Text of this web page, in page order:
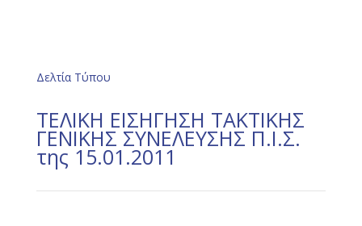
Δελτία Τύπου
ΤΕΛΙΚΗ ΕΙΣΗΓΗΣΗ ΤΑΚΤΙΚΗΣ
ΓΕΝΙΚΗΣ ΣΥΝΕΛΕΥΣΗΣ Π.Ι.Σ.
της 15.01.2011